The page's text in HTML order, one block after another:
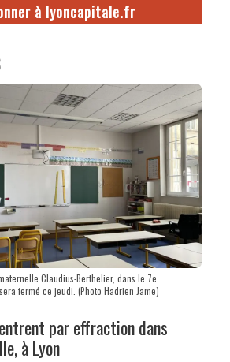
à lyoncapitale.fr
Claudius-Berthelier, dans le 7e
fermé ce jeudi. (Photo Hadrien Jame)
par effraction dans
à Lyon